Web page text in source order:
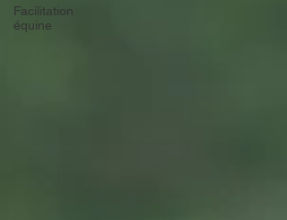
Facilitation
équine